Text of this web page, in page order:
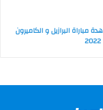
مباراة البرازيل و الكاميرون